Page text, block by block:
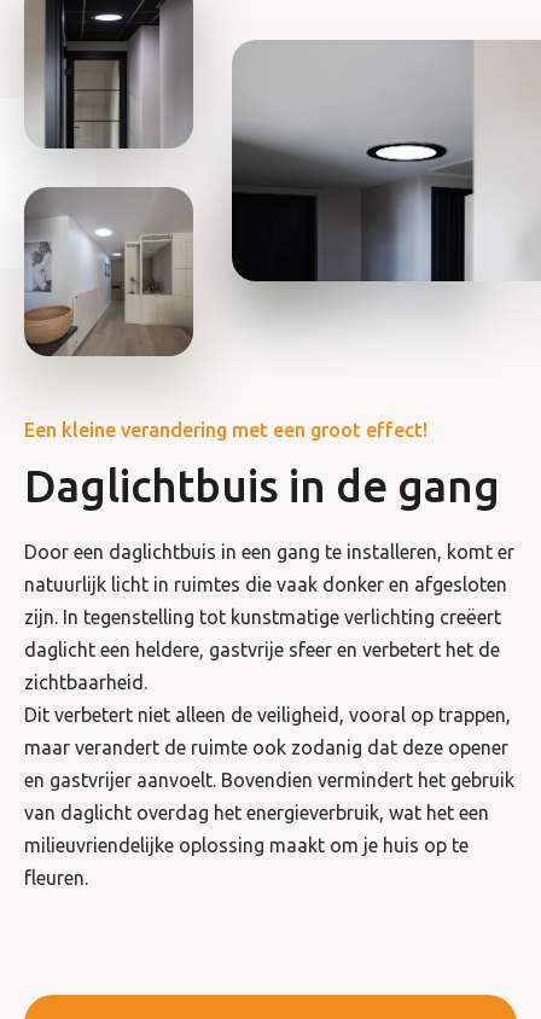
Een kleine verandering met een groot effect!
Daglichtbuis in de gang
Door een daglichtbuis in een gang te installeren, komt er
natuurlijk licht in ruimtes die vaak donker en afgesloten
zijn. In tegenstelling tot kunstmatige verlichting creëert
daglicht een heldere, gastvrije sfeer en verbetert het de
zichtbaarheid.
Dit verbetert niet alleen de veiligheid, vooral op trappen,
maar verandert de ruimte ook zodanig dat deze opener
en gastvrijer aanvoelt. Bovendien vermindert het gebruik
van daglicht overdag het energieverbruik, wat het een
milieuvriendelijke oplossing maakt om je huis op te
fleuren.